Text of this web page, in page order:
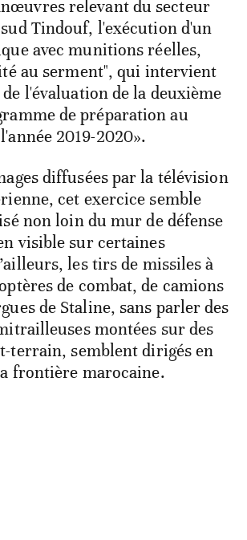
relevant du secteur
Tindouf, l'exécution d'un
avec munitions réelles,
au serment", qui intervient
l'évaluation de la deuxième
de préparation au
2019-2020».
diffusées par la télévision
cet exercice semble
non loin du mur de défense
visible sur certaines
les tirs de missiles à
de combat, de camions
de Staline, sans parler des
montées sur des
terrain, semblent dirigés en
frontière marocaine.